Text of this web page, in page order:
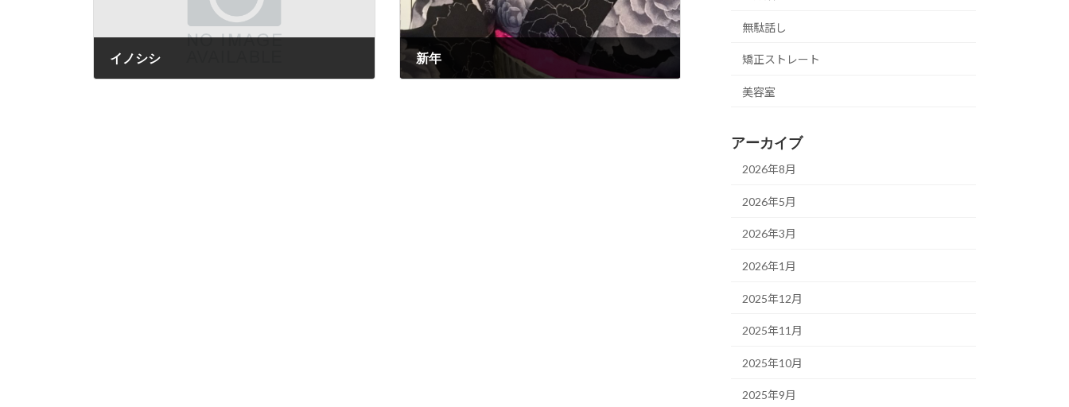
イノシシ 新年
無駄話し
矯正ストレート
美容室
アーカイブ
2026年8月
2026年5月
2026年3月
2026年1月
2025年12月
2025年11月
2025年10月
2025年9月